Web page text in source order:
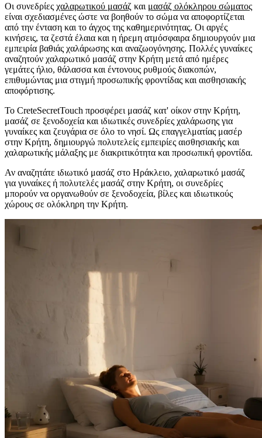
Οι συνεδρίες χαλαρωτικού μασάζ και μασάζ ολόκληρου σώματος
είναι σχεδιασμένες ώστε να βοηθούν το σώμα να αποφορτίζεται
από την ένταση και το άγχος της καθημερινότητας. Οι αργές
κινήσεις, τα ζεστά έλαια και η ήρεμη ατμόσφαιρα δημιουργούν μια
εμπειρία βαθιάς χαλάρωσης και αναζωογόνησης. Πολλές γυναίκες
αναζητούν χαλαρωτικό μασάζ στην Κρήτη μετά από ημέρες
γεμάτες ήλιο, θάλασσα και έντονους ρυθμούς διακοπών,
επιθυμώντας μια στιγμή προσωπικής φροντίδας και αισθησιακής
αποφόρτισης.
Το CreteSecretTouch προσφέρει μασάζ κατ' οίκον στην Κρήτη,
μασάζ σε ξενοδοχεία και ιδιωτικές συνεδρίες χαλάρωσης για
γυναίκες και ζευγάρια σε όλο το νησί. Ως επαγγελματίας μασέρ
στην Κρήτη, δημιουργώ πολυτελείς εμπειρίες αισθησιακής και
χαλαρωτικής μάλαξης με διακριτικότητα και προσωπική φροντίδα.
Αν αναζητάτε ιδιωτικό μασάζ στο Ηράκλειο, χαλαρωτικό μασάζ
για γυναίκες ή πολυτελές μασάζ στην Κρήτη, οι συνεδρίες
μπορούν να οργανωθούν σε ξενοδοχεία, βίλες και ιδιωτικούς
χώρους σε ολόκληρη την Κρήτη.